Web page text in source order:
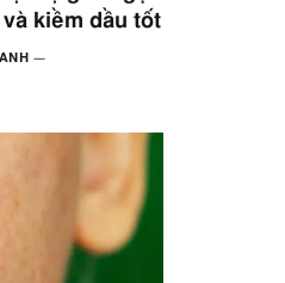
kiềm dầu tốt